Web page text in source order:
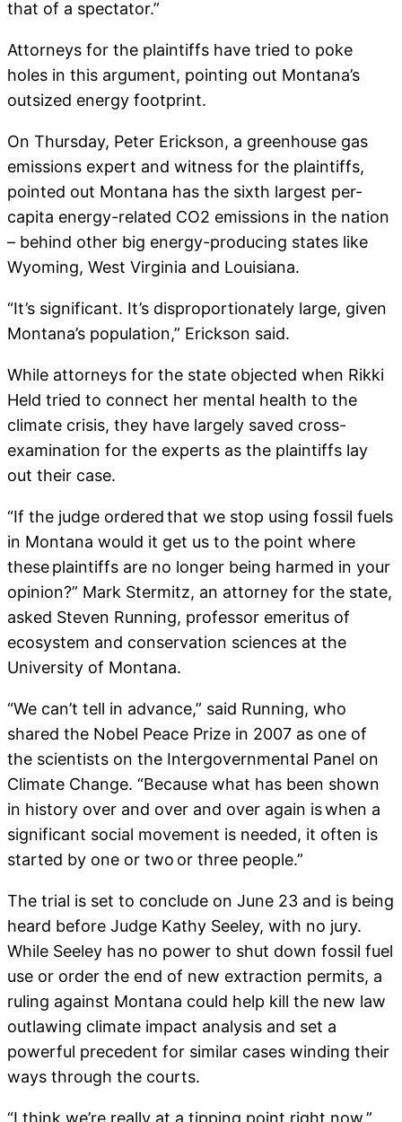
that of a spectator.”
Attorneys for the plaintiffs have tried to poke
holes in this argument, pointing out Montana’s
outsized energy footprint.
On Thursday, Peter Erickson, a greenhouse gas
emissions expert and witness for the plaintiffs,
pointed out Montana has the sixth largest per-
capita energy-related CO2 emissions in the nation
– behind other big energy-producing states like
Wyoming, West Virginia and Louisiana.
“It’s significant. It’s disproportionately large, given
Montana’s population,” Erickson said.
While attorneys for the state objected when Rikki
Held tried to connect her mental health to the
climate crisis, they have largely saved cross-
examination for the experts as the plaintiffs lay
out their case.
“If the judge ordered that we stop using fossil fuels
in Montana would it get us to the point where
these plaintiffs are no longer being harmed in your
opinion?” Mark Stermitz, an attorney for the state,
asked Steven Running, professor emeritus of
ecosystem and conservation sciences at the
University of Montana.
“We can’t tell in advance,” said Running, who
shared the Nobel Peace Prize in 2007 as one of
the scientists on the Intergovernmental Panel on
Climate Change. “Because what has been shown
in history over and over and over again is when a
significant social movement is needed, it often is
started by one or two or three people.”
The trial is set to conclude on June 23 and is being
heard before Judge Kathy Seeley, with no jury.
While Seeley has no power to shut down fossil fuel
use or order the end of new extraction permits, a
ruling against Montana could help kill the new law
outlawing climate impact analysis and set a
powerful precedent for similar cases winding their
ways through the courts.
“I think we’re really at a tipping point right now,”